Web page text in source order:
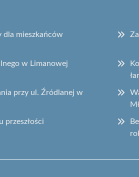
dla mieszkańców
w Limanowej
przy ul. Źródlanej w